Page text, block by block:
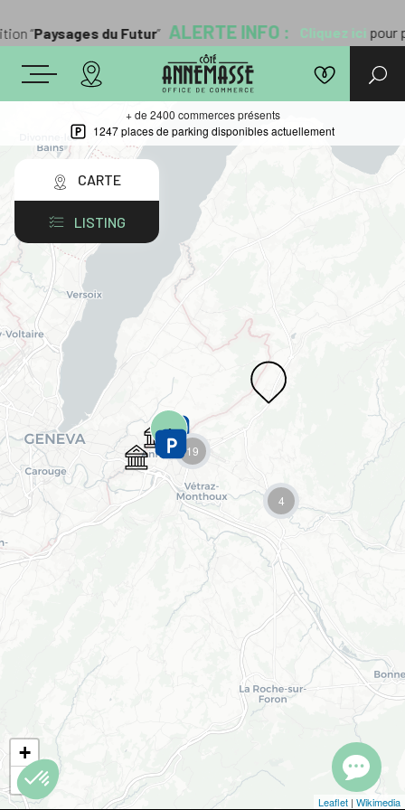
“Paysages du Futur” ALERTE INFO : Cliquez icipour
CARTE
LISTING
Chargement en cours...
+ de 2400 commerces présents
1247 places de parking disponibles actuellement
19
4
+
−
Leaflet | Wikimedia